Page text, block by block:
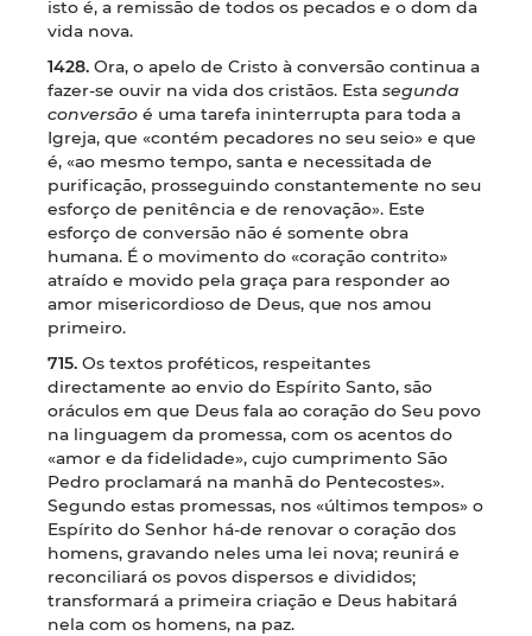
isto é, a remissão de todos os pecados e o dom da
vida nova.
1428. Ora, o apelo de Cristo à conversão continua a
fazer-se ouvir na vida dos cristãos. Esta segunda
conversão é uma tarefa ininterrupta para toda a
Igreja, que «contém pecadores no seu seio» e que
é, «ao mesmo tempo, santa e necessitada de
purificação, prosseguindo constantemente no seu
esforço de penitência e de renovação». Este
esforço de conversão não é somente obra
humana. É o movimento do «coração contrito»
atraído e movido pela graça para responder ao
amor misericordioso de Deus, que nos amou
primeiro.
715. Os textos proféticos, respeitantes
directamente ao envio do Espírito Santo, são
oráculos em que Deus fala ao coração do Seu povo
na linguagem da promessa, com os acentos do
«amor e da fidelidade», cujo cumprimento São
Pedro proclamará na manhã do Pentecostes».
Segundo estas promessas, nos «últimos tempos» o
Espírito do Senhor há-de renovar o coração dos
homens, gravando neles uma lei nova; reunirá e
reconciliará os povos dispersos e divididos;
transformará a primeira criação e Deus habitará
nela com os homens, na paz.